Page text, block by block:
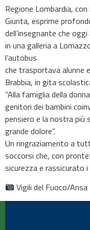
Regione Lombardia,
Giunta, esprime
dell’insegnante che
in una galleria a
l’autobus
che trasportava alunne
Brabbia, in gita
“Alla famiglia della
genitori dei bambini
pensiero e la nostra più
grande dolore”.
Un ringraziamento a
soccorsi che, con
sicurezza e rassicurato
Vigili del Fuoco/Ansa